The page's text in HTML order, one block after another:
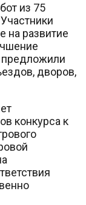
из 75
на развитие
предложили
дворов,
конкурса к